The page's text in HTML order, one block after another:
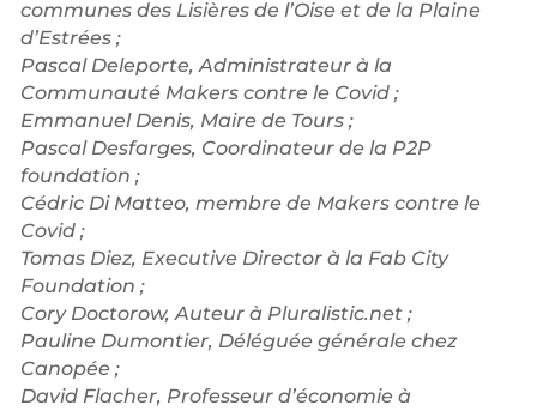
communes des Lisières de l’Oise et de la Plaine
d’Estrées ;
Pascal Deleporte, Administrateur à la
Communauté Makers contre le Covid ;
Emmanuel Denis, Maire de Tours ;
Pascal Desfarges, Coordinateur de la P2P
foundation ;
Cédric Di Matteo, membre de Makers contre le
Covid ;
Tomas Diez, Executive Director à la Fab City
Foundation ;
Cory Doctorow, Auteur à Pluralistic.net ;
Pauline Dumontier, Déléguée générale chez
Canopée ;
David Flacher, Professeur d’économie à